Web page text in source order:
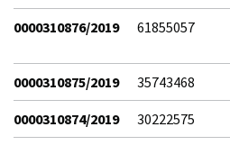
0000310876/2019 61855057
0000310875/2019 35743468
0000310874/2019 30222575